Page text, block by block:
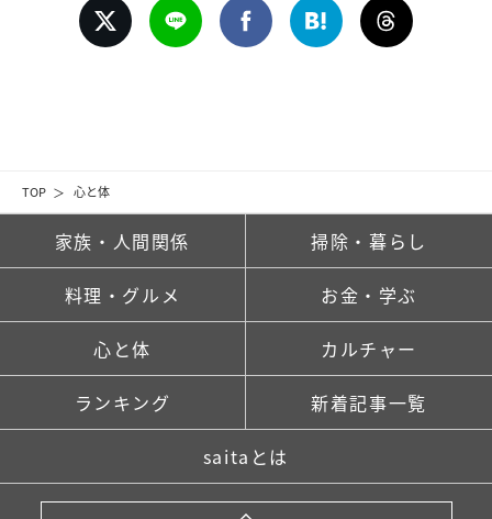
TOP 心と体
家族・人間関係 掃除・暮らし
料理・グルメ お金・学ぶ
心と体 カルチャー
ランキング 新着記事一覧
saitaとは